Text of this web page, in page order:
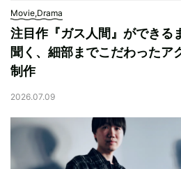
Movie,Drama
注目作『ガス人間』ができる
聞く、細部までこだわったア
制作
2026.07.09